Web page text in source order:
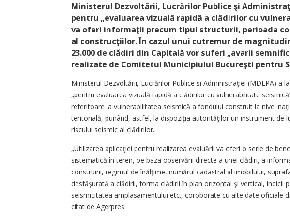
Ministerul Dezvoltării, Lucrărilor Publice şi
pentru „evaluarea vizuală rapidă a clădirilor cu
va oferi informaţii precum tipul structurii, perioada
al construcţiilor. În cazul unui cutremur de
23.000 de clădiri din Capitală vor suferi „avarii
realizate de Comitetul Municipiului Bucureşti pentru
Ministerul Dezvoltării, Lucrărilor Publice și Administraţiei (MDLPA) a
„pentru evaluarea vizuală rapidă a clădirilor cu vulnerabilitate
referitoare la vulnerabilitatea seismică a fondului construit la nivel
teritorială, punând, astfel, la dispoziţia autorităţilor un instrument de
riscului seismic al clădirilor.
„Utilizarea aplicaţiei pentru realizarea evaluării va oferi o serie de
sistematică în teren, pe baza observării directe a unei clădiri, a
construirii, regimul de înălţime, numărul cadastral al imo­bilului,
desfăşurată a clădirii, forma clădirii în plan orizontal şi vertical, indicii
seismicitatea amplasamentului etc., coroborate cu alte date oficiale
citat de Agerpres.